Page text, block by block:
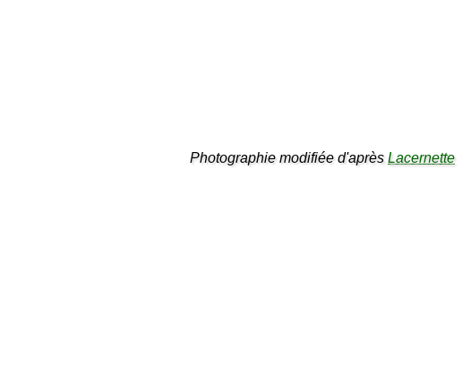
Photographie modifiée d'après Lacernette